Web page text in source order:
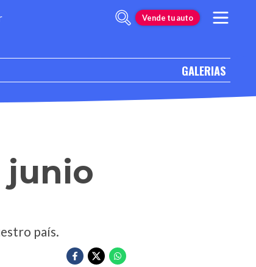
Vende tu auto
GALERIAS
junio
país.